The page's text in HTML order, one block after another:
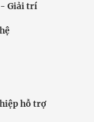
- Giải trí
hỗ trợ